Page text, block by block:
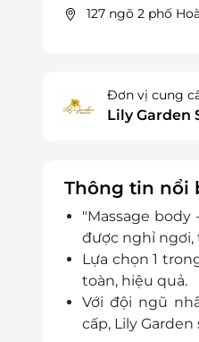
127 ngõ 2 phố
Đơn vị cung
Lily Garden
Thông tin nổi
"Massage body
được nghỉ ngơi,
Lựa chọn 1
toàn, hiệu quả.
Với đội ngũ
cấp, Lily